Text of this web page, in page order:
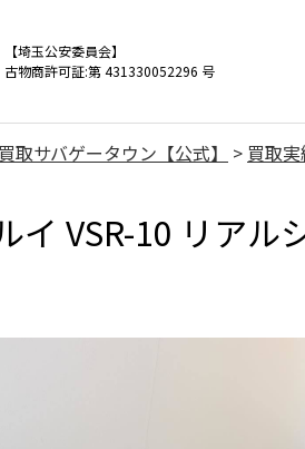
【埼玉公安委員会】
古物商許可証:第 431330052296 号
取サバゲータウン【公式】 > 買取
イ VSR-10 リア